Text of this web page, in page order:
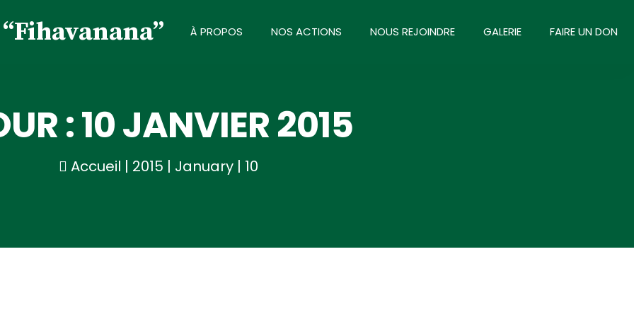
À PROPOS NOS ACTIONS NOUS REJOINDRE GALERIE FAIRE UN DON
:10 JANVIER 2015
Accueil | 2015 | January | 10